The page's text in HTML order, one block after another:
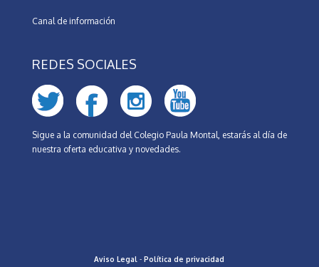
Canal de información
REDES SOCIALES
Sigue a la comunidad del Colegio Paula Montal, estarás al día de
nuestra oferta educativa y novedades.
Aviso Legal -Política de privacidad